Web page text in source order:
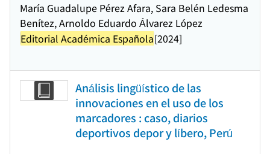
María Guadalupe Pérez Afara, Sara Belén Ledesma
Benítez, Arnoldo Eduardo Álvarez López
Editorial Académica Española[2024]
Análisis lingüístico de las
innovaciones en el uso de los
marcadores : caso, diarios
deportivos depor y líbero, Perú